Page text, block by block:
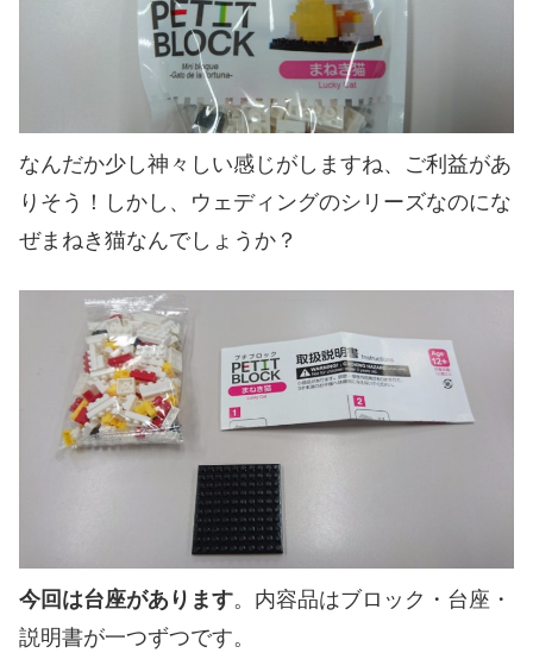
なんだか少し神々しい感じがしますね、ご利益があ
りそう！しかし、ウェディングのシリーズなのにな
ぜまねき猫なんでしょうか？
今回は台座があります。内容品はブロック・台座・
説明書が一つずつです。